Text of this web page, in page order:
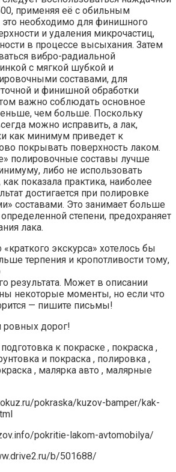
применяя её с обильным
необходимо для финишного
и удаления микрочастиц,
в процессе высыхания. Затем
вибро-радиальной
с мягкой шубкой и
составами, для
и финишной обработки
важно соблюдать основное
чем больше. Поскольку
можно исправить, а лак,
как минимум приведет к
покрывать поверхность лаком.
полировочные составы лучше
либо не использовать
показала практика, наиболее
достигается при полировке
составами. Это занимает больше
степени, предохраняет
лака.
экскурса» хотелось бы
терпения и кропотливости тому,
результата. Может в описании
некоторые моменты, но если что
— пишите письмы!
ровных дорог!
к покраске , покраска ,
и покраска , полировка ,
, малярка авто , малярные
pokraska/kuzov-bamper/kak-
pokritie-lakom-avtomobilya/
b/501688/